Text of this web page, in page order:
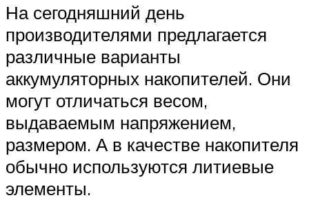
На сегодняшний день
производителями предлагается
различные варианты
аккумуляторных накопителей. Они
могут отличаться весом,
выдаваемым напряжением,
размером. А в качестве накопителя
обычно используются литиевые
элементы.